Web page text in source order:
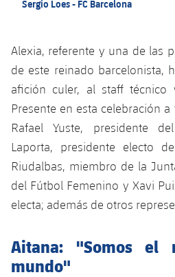
Sergio Loes - FC Barcelona
Alexia, referente y una de las
de este reinado barcelonista,
afición culer, al staff técnico
Presente en esta celebración
Rafael Yuste, presidente
Laporta, presidente electo
Riudalbas, miembro de la
del Fútbol Femenino y Xavi
electa; además de otros
Aitana: "Somos el
mundo"